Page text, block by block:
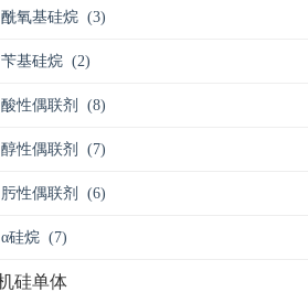
酰氧基硅烷 (3)
苄基硅烷 (2)
酸性偶联剂 (8)
醇性偶联剂 (7)
肟性偶联剂 (6)
α硅烷 (7)
硅单体